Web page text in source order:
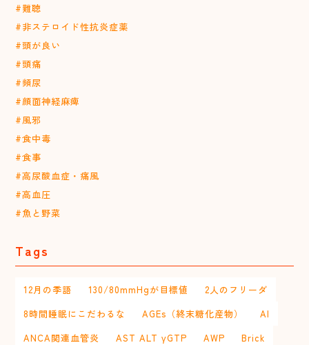
#難聴
#非ステロイド性抗炎症薬
#頭が良い
#頭痛
#頻尿
#顔面神経麻痺
#風邪
#食中毒
#食事
#高尿酸血症・痛風
#高血圧
#魚と野菜
Tags
12月の季語 130/80mmHgが目標値
2人のフリーダ
8時間睡眠にこだわるな
AGEs（終末糖化産物）
AI
ANCA関連血管炎
AST ALT γGTP AWP
Brick